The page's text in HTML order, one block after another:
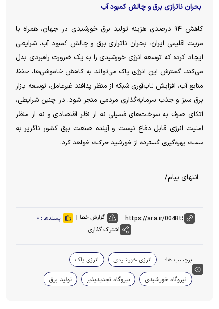
بحران ناترازی برق و چالش کمبود آب
کاهش ۹۴ درصدی هزینه تولید برق خورشیدی در جهان، همراه با
مزیت اقلیمی ایران، بحران ناترازی برق و چالش کمبود آب، شرایطی
ایجاد کرده که توسعه انرژی خورشیدی را به یک ضرورت راهبردی بدل
می‌کند. گسترش این انرژی پاک می‌تواند به کاهش خاموشی‌ها، حفظ
منابع آب، افزایش تاب‌آوری شبکه از منظر پدافند غیرعامل، توسعه بازار
برق سبز و جذب سرمایه‌گذاری مردمی منجر شود. در چنین شرایطی،
اتکای صرف به سوخت‌های فسیلی نه از نظر اقتصادی و نه از منظر
امنیت انرژی قابل دفاع نیست و آینده صنعت برق کشور ناگزیر به
سمت بهره‌گیری گسترده از خورشید حرکت خواهد کرد.
انتهای پیام/
گزارش خطا پسندها : ۰
اشتراک گذاری
برچسب ها: انرژی خورشیدی
انرژی پاک
نیروگاه خورشیدی
نیروگاه تجدیدپذیر تولید برق